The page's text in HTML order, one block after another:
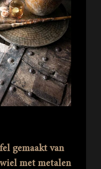
gemaakt van
met metalen